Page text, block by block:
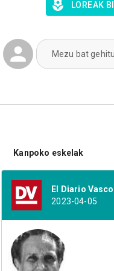
LOREAK
Mezu bat gehitu
Kanpoko eskelak
El Diario Vasco
2023-04-05